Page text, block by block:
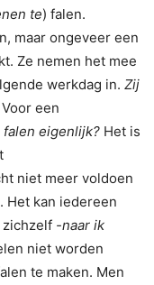
te) falen.
maar ongeveer een
Ze nemen het mee
werkdag in. Zij
Voor een
falen eigenlijk? Het is
niet meer voldoen
Het kan iedereen
-naar ik
niet worden
te maken. Men